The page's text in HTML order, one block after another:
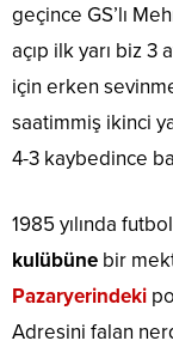
geçince GS’lı
açıp ilk yarı biz 3
için erken
saatimmiş ikinci
4-3 kaybedince
1985 yılında
kulübüne bir
Pazaryerindeki
Adresini falan